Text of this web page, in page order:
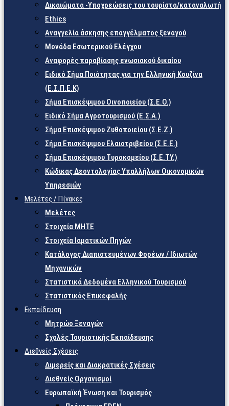
Δικαιώματα -Υποχρεώσεις του τουρίστα/καταναλωτή
Ethics
Αναγγελία άσκησης επαγγέλματος ξεναγού
Μονάδα Εσωτερικού Ελέγχου
Αναφορές παραβίασης ενωσιακού δικαίου
Ειδικό Σήμα Ποιότητας για την Ελληνική Κουζίνα
(Ε.Σ.Π.Ε.Κ)
Σήμα Επισκέψιμου Οινοποιείου (Σ.Ε.Ο.)
Ειδικό Σήμα Αγροτουρισμού (Ε.Σ.Α.)
Σήμα Επισκέψιμου Ζυθοποιείου (Σ.Ε.Ζ.)
Σήμα Επισκέψιμου Ελαιοτριβείου (Σ.Ε.Ε.)
Σήμα Επισκέψιμου Τυροκομείου (Σ.Ε.TY.)
Κώδικας Δεοντολογίας Υπαλλήλων Οικονομικών
Υπηρεσιών
Μελέτες / Πίνακες
Μελέτες
Στοιχεία ΜΗΤΕ
Στοιχεία Ιαματικών Πηγών
Κατάλογος Διαπιστευμένων Φορέων / Ιδιωτών
Μηχανικών
Στατιστικά Δεδομένα Ελληνικού Τουρισμού
Στατιστικός Επικεφαλής
Εκπαίδευση
Μητρώο Ξεναγών
Σχολές Τουριστικής Εκπαίδευσης
Διεθνείς Σχέσεις
Διμερείς και Διακρατικές Σχέσεις
Διεθνείς Οργανισμοί
Ευρωπαϊκή Ένωση και Τουρισμός